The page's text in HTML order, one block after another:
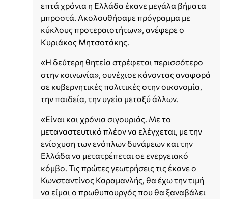
επτά χρόνια η Ελλάδα έκανε μεγάλα βήματα
μπροστά. Ακολουθήσαμε πρόγραμμα με
κύκλους προτεραιοτήτων», ανέφερε ο
Κυριάκος Μητσοτάκης.
«Η δεύτερη θητεία στρέφεται περισσότερο
στην κοινωνία», συνέχισε κάνοντας αναφορά
σε κυβερνητικές πολιτικές στην οικονομία,
την παιδεία, την υγεία μεταξύ άλλων.
«Είναι και χρόνια σιγουριάς. Με το
μεταναστευτικό πλέον να ελέγχεται, με την
ενίσχυση των ενόπλων δυνάμεων και την
Ελλάδα να μετατρέπεται σε ενεργειακό
κόμβο. Τις πρώτες γεωτρήσεις τις έκανε ο
Κωνσταντίνος Καραμανλής, θα έχω την τιμή
να είμαι ο πρωθυπουργός που θα ξαναβάλει